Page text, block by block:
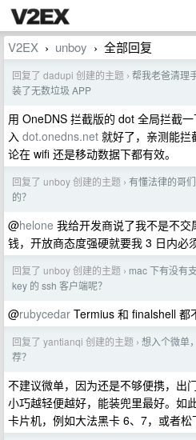
V2EX › unboy › 全部回复
回复了 dadupi 创建的主题 › 帮我老爸清理
装了无数垃圾 APP
用 OneDNS 拦截版的 dot 全局拦截
入 dot.onedns.net 就好了，亲测能
论在 wifi 还是移动数据下都有效。
回复了 unboy 创建的主题 › 有懂法律的哥
的？
@helone 我给开发商说了我不是不
钱，开放商态度强硬就要我 3 日内必
回复了 unboy 创建的主题 › mac 下有没有
key 的 ssh 客户端呢？
@rubycedar Termius 和 finalshell 都
回复了 yantianqi 创建的主题 › 想入个微单
荐？
不建议微单，因为还是不够便携，出
小巧越轻便越好，能装兜里最好。如
卡片机，例如大法黑卡 6、7，或者松